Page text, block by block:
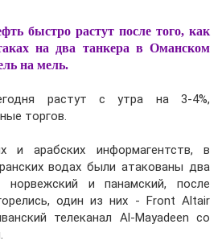
быстро растут после того, как
на два танкера в Оманском
на мель.
растут с утра на 3-4%,
торгов.
и арабских информагентств, в
водах были атакованы два
и панамский, после
один из них - Front Altair
телеканал Al-Mayadeen со